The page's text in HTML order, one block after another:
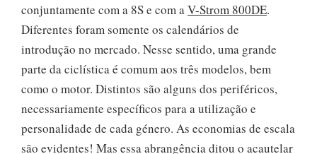
conjuntamente com a 8S e com a V-Strom 800DE.
Diferentes foram somente os calendários de
introdução no mercado. Nesse sentido, uma grande
parte da ciclística é comum aos três modelos, bem
como o motor. Distintos são alguns dos periféricos,
necessariamente específicos para a utilização e
personalidade de cada género. As economias de escala
são evidentes! Mas essa abrangência ditou o acautelar